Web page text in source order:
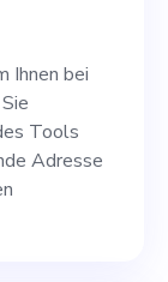
Ihnen bei
Tools
Adresse